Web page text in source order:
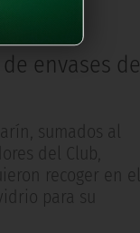
su
envases de
sumados al
del Club,
recoger en el
para su